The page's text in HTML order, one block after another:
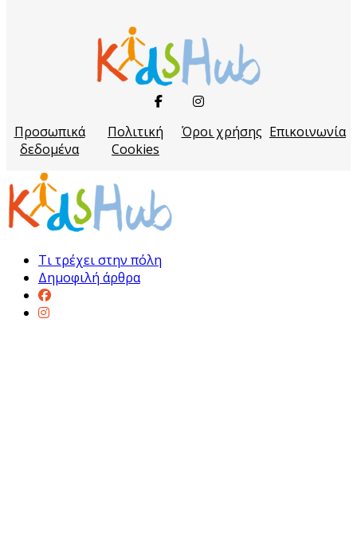
Προσωπικά
δεδομένα
Πολιτική
Cookies
Όροι χρήσης Επικοινωνία
Τι τρέχει στην πόλη
Δημοφιλή άρθρα